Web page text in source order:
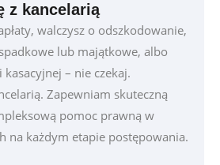
z kancelarią
walczysz o odszkodowanie,
lub majątkowe, albo
– nie czekaj.
Zapewniam skuteczną
pomoc prawną w
na każdym etapie postępowania.